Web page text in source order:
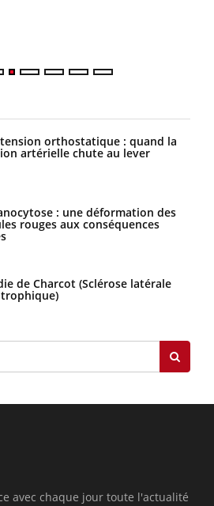
orthostatique : quand la
artérielle chute au lever
: une déformation des
rouges aux conséquences
de Charcot (Sclérose latérale
avec chaque jour toute l'actualité